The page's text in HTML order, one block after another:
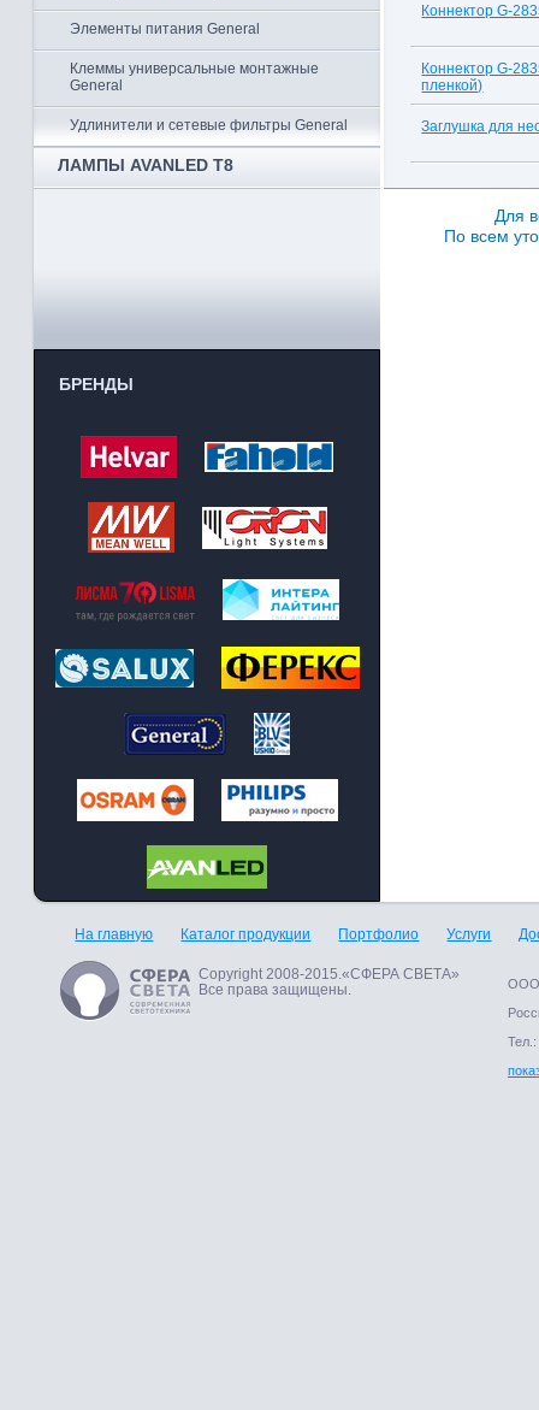
Элементы питания General
Клеммы универсальные монтажные
General
Удлинители и сетевые фильтры General
ЛАМПЫ AVANLED T8
БРЕНДЫ
Коннектор G-
Коннектор G-
пленкой)
Заглушка для
Для
По всем
На главную Каталог продукции Портфолио Услуги
Copyright 2008-2015.«СФЕРА СВЕТА»
Все права защищены.
ООО